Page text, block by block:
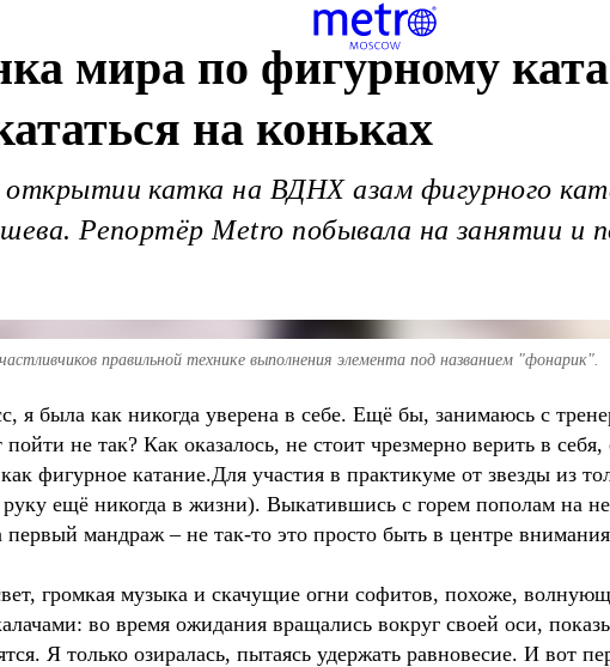
мира по фигурному
на коньках
катка на ВДНХ азам фигурного
Репортёр Metro побывала на занятии и
правильной технике выполнения элемента под названием "фонарик".
я была как никогда уверена в себе. Ещё бы, занимаюсь с
не так? Как оказалось, не стоит чрезмерно верить в себя,
фигурное катание.Для участия в практикуме от звезды из
руку ещё никогда в жизни). Выкатившись с горем пополам на
первый мандраж – не так-то это просто быть в центре
громкая музыка и скачущие огни софитов, похоже,
во время ожидания вращались вокруг своей оси,
Я только озиралась, пытаясь удержать равновесие. И вот